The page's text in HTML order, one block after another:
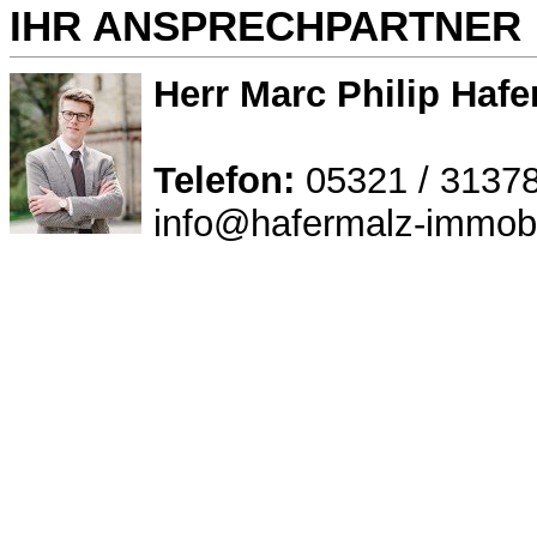
IHR ANSPRECHPARTNER
Herr Marc Philip
Telefon: 05321 /
info@hafermalz-